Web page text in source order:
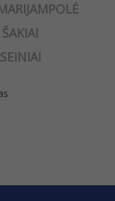
ŠAKIAI